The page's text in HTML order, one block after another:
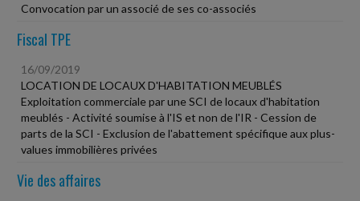
Convocation par un associé de ses co-associés
Fiscal TPE
16/09/2019
LOCATION DE LOCAUX D'HABITATION MEUBLÉS
Exploitation commerciale par une SCI de locaux d'habitation
meublés - Activité soumise à l'IS et non de l'IR - Cession de
parts de la SCI - Exclusion de l'abattement spécifique aux plus-
values immobilières privées
Vie des affaires